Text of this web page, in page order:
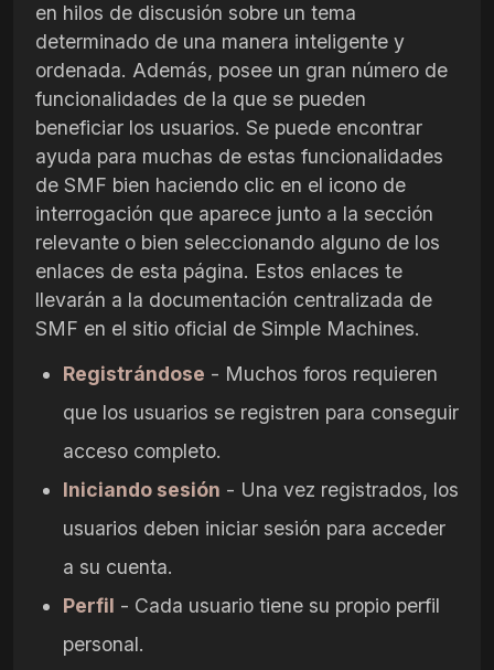
en hilos de discusión sobre un tema
determinado de una manera inteligente y
ordenada. Además, posee un gran número de
funcionalidades de la que se pueden
beneficiar los usuarios. Se puede encontrar
ayuda para muchas de estas funcionalidades
de SMF bien haciendo clic en el icono de
interrogación que aparece junto a la sección
relevante o bien seleccionando alguno de los
enlaces de esta página. Estos enlaces te
llevarán a la documentación centralizada de
SMF en el sitio oficial de Simple Machines.
Registrándose - Muchos foros requieren
que los usuarios se registren para conseguir
acceso completo.
Iniciando sesión - Una vez registrados, los
usuarios deben iniciar sesión para acceder
a su cuenta.
Perfil - Cada usuario tiene su propio perfil
personal.